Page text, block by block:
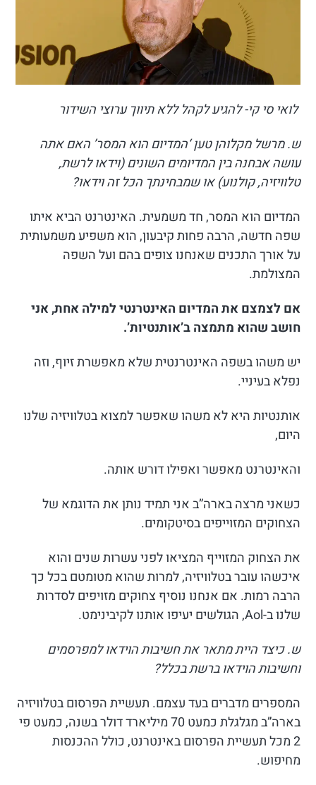
לואי סי קי- להגיע לקהל ללא תיווך ערוצי השידור
ש. מרשל מקלוהן טען ‘המדיום הוא המסר’ האם אתה
עושה אבחנה בין המדיומים השונים (וידאו לרשת,
טלוויזיה, קולנוע) או שמבחינתך הכל זה וידאו?
המדיום הוא המסר, חד משמעית. האינטרנט הביא איתו
שפה חדשה, הרבה פחות קיבעון, הוא משפיע משמעותית
על אורך התכנים שאנחנו צופים בהם ועל השפה
המצולמת.
אם לצמצם את המדיום האינטרנטי למילה אחת, אני
חושב שהוא מתמצה ב’אותנטיות’.
יש משהו בשפה האינטרנטית שלא מאפשרת זיוף, וזה
נפלא בעיניי.
אותנטיות היא לא משהו שאפשר למצוא בטלוויזיה שלנו
היום,
והאינטרנט מאפשר ואפילו דורש אותה.
כשאני מרצה בארה”ב אני תמיד נותן את הדוגמא של
הצחוקים המזוייפים בסיטקומים.
את הצחוק המזוייף המציאו לפני עשרות שנים והוא
איכשהו עובר בטלוויזיה, למרות שהוא מטומטם בכל כך
הרבה רמות. אם אנחנו נוסיף צחוקים מזויפים לסדרות
שלנו ב-Aol, הגולשים יעיפו אותנו לקיבינימט.
ש. כיצד היית מתאר את חשיבות הוידאו למפרסמים
וחשיבות הוידאו ברשת בכלל?
המספרים מדברים בעד עצמם. תעשיית הפרסום בטלוויזיה
בארה”ב מגלגלת כמעט 70 מיליארד דולר בשנה, כמעט פי
2 מכל תעשיית הפרסום באינטרנט, כולל ההכנסות
מחיפוש.